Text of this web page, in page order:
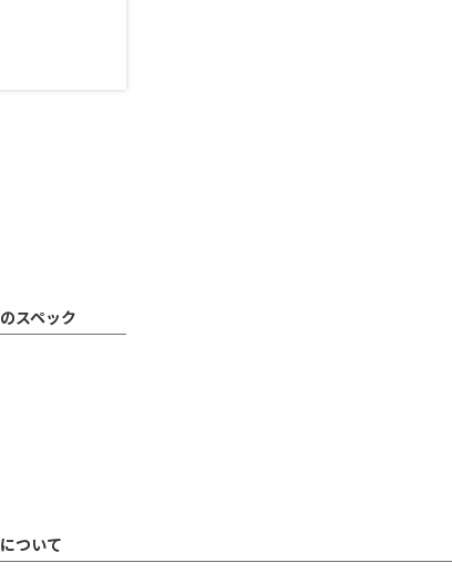
スペック
ついて